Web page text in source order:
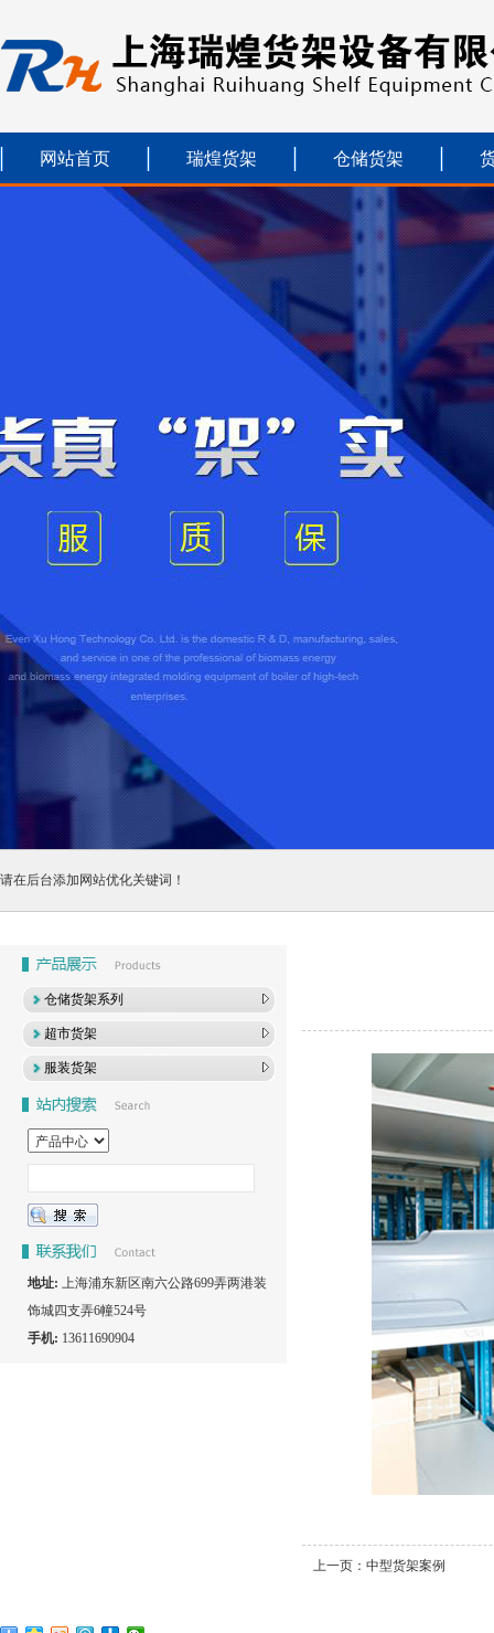
网站首页 瑞煌货架 仓储货架
请在后台添加网站优化关键词！
仓储货架系列
超市货架
服装货架
地址: 上海浦东新区南六公路699弄两港装
饰城四支弄6幢524号
手机: 13611690904
上一页： 中型货架案例